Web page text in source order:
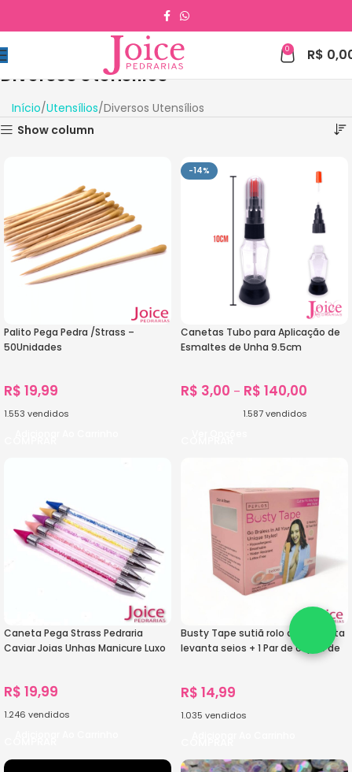
0 R$
Diversos Utensílios
Início Utensílios Diversos Utensílios
Show column
Palito Pega Pedra /Strass –
50Unidades
R$ 19,99
1.553 vendidos
-14%
Canetas Tubo para Aplicação de
Esmaltes de Unha 9.5cm
R$ 3,00 – R$ 140,00
1.587vendidos
Caneta Pega Strass Pedraria
Caviar Joias Unhas Manicure Luxo
R$ 19,99
1.246 vendidos
Busty Tape sutiã rolo adesivo fita
levanta seios + 1 Par de capas de
silicone para mamilos reutilizado
R$ 14,99
1.035 vendidos